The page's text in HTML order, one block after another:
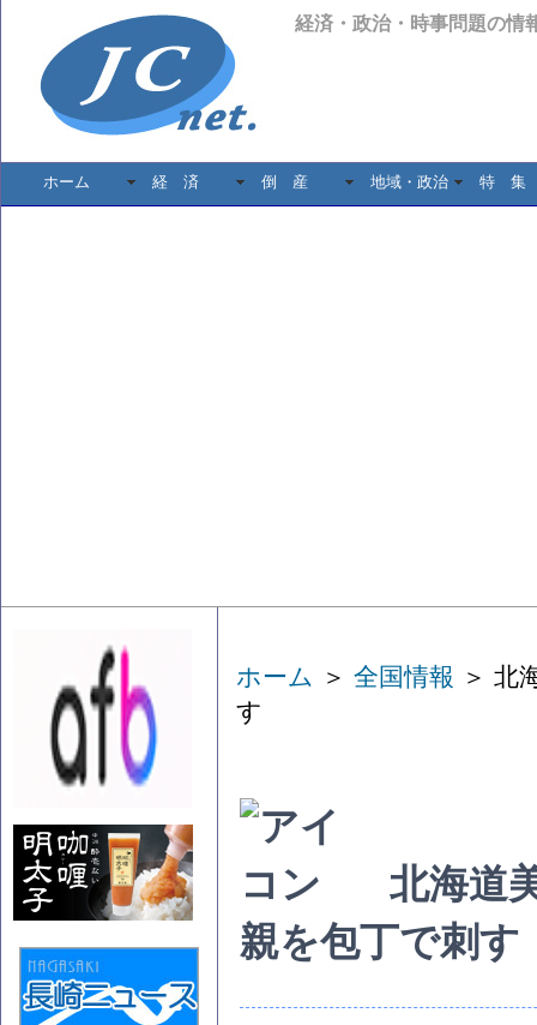
経済・政治・時事問題の情
ホーム 経 済 倒 産 地域・政治 特 集
ホーム ＞ 全国情報 ＞ 北
す
北海道
親を包丁で刺す